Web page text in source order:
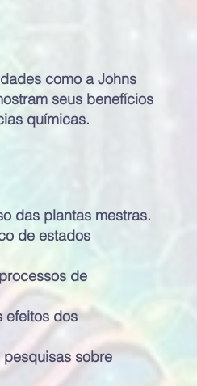
como a Johns
seus benefícios
químicas.
das plantas mestras.
de estados
de
efeitos dos
sobre